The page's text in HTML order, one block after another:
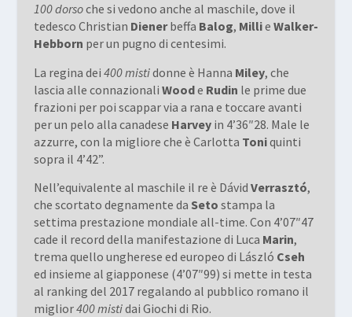
100 dorsoche si vedono anche al maschile, dove il
tedesco Christian Dienerbeffa Balog, Millie Walker-
Hebborn per un pugno di centesimi.
La regina dei 400 mistidonne è Hanna Miley, che
lascia alle connazionali Woode Rudin le prime due
frazioni per poi scappar via a rana e toccare avanti
per un pelo alla canadese Harveyin 4’36″28. Male le
azzurre, con la migliore che è Carlotta Toniquinti
sopra il 4’42”.
Nell’equivalente al maschile il re è Dávid Verrasztó,
che scortato degnamente da Seto stampa la
settima prestazione mondiale all-time. Con 4’07″47
cade il record della manifestazione di Luca Marin,
trema quello ungherese ed europeo di László Cseh
ed insieme al giapponese (4’07″99) si mette in testa
al ranking del 2017 regalando al pubblico romano il
miglior400 mistidai Giochi di Rio.